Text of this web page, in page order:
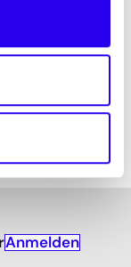
das aber
Anmelden